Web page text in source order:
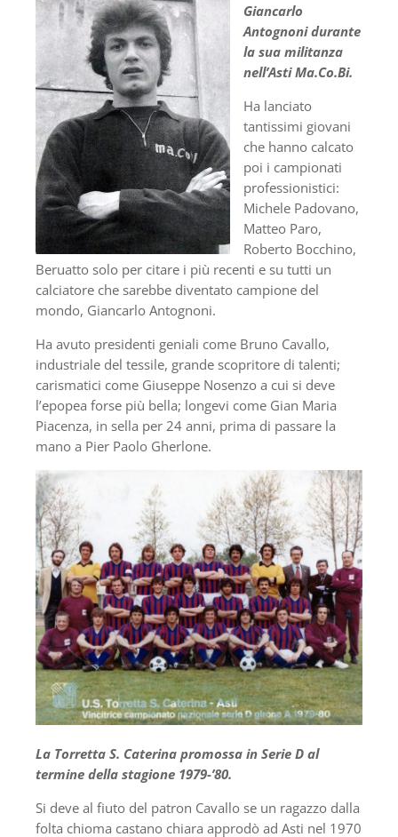
Giancarlo
Antognoni durante
la sua militanza
nell’Asti Ma.Co.Bi.
Ha lanciato
tantissimi giovani
che hanno calcato
poi i campionati
professionistici:
Michele Padovano,
Matteo Paro,
Roberto Bocchino,
Beruatto solo per citare i più recenti e su tutti un
calciatore che sarebbe diventato campione del
mondo, Giancarlo Antognoni.
Ha avuto presidenti geniali come Bruno Cavallo,
industriale del tessile, grande scopritore di talenti;
carismatici come Giuseppe Nosenzo a cui si deve
l’epopea forse più bella; longevi come Gian Maria
Piacenza, in sella per 24 anni, prima di passare la
mano a Pier Paolo Gherlone.
La Torretta S. Caterina promossa in Serie D al
termine della stagione 1979-’80.
Si deve al fiuto del patron Cavallo se un ragazzo dalla
folta chioma castano chiara approdò ad Asti nel 1970